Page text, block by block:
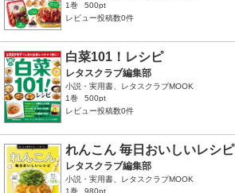
1巻
500pt
レビュー投稿数0件
白菜101！レシピ
レタスクラブ編集部
小説・実用書、レタスクラブMOOK
1巻
500pt
レビュー投稿数0件
れんこん 毎日おいしいレシピ
レタスクラブ編集部
小説・実用書、レタスクラブMOOK